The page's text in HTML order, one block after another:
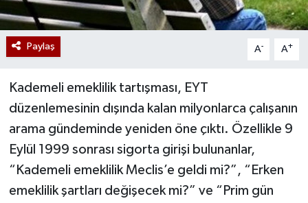
Paylaş A- A+
Kademeli emeklilik tartışması, EYT
düzenlemesinin dışında kalan milyonlarca çalışanın
arama gündeminde yeniden öne çıktı. Özellikle 9
Eylül 1999 sonrası sigorta girişi bulunanlar,
“Kademeli emeklilik Meclis’e geldi mi?”, “Erken
emeklilik şartları değişecek mi?” ve “Prim gün